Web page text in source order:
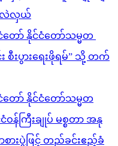
လဲလှယ်
တော် နိုင်ငံတော်သမ္မတ
စီးပွားရေးဖိုရမ်” သို့ တက်
တော် နိုင်ငံတော်သမ္မတ
ဝန်ကြီးချုပ် မစ္စတာ အနု
ားပွဲဖြင့် တည်ခင်းဧည့်ခံ